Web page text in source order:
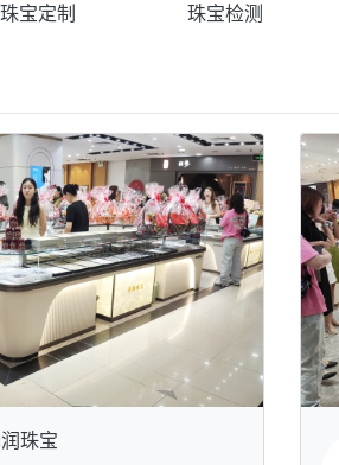
珠宝定制 珠宝检测
珠宝